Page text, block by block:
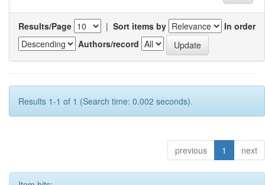
Results/Page | Sort items by
In order
Authors/record
Results 1-1 of 1 (Search time: 0.002 seconds).
previous 1 next